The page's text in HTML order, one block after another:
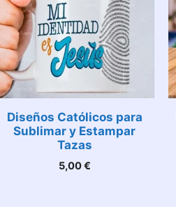
Diseños Católicos para
Sublimar y Estampar
Tazas
5,00€